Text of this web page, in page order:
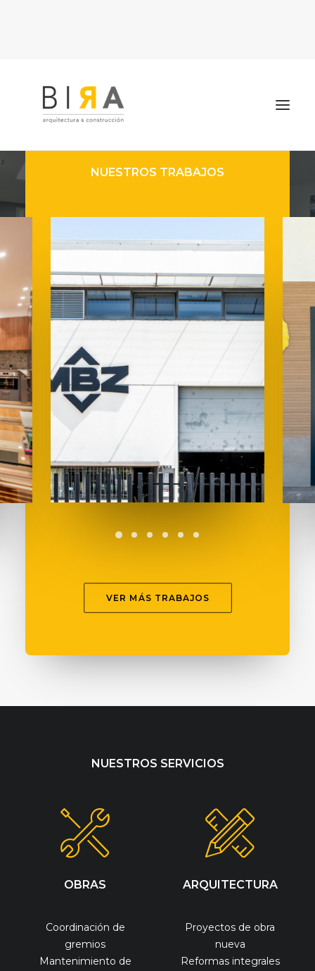
Contacto
NUESTROS TRABAJOS
VER MÁS TRABAJOS
NUESTROS SERVICIOS
OBRAS
Coordinación de
gremios
Mantenimiento de
ARQUITECTURA
Proyectos de obra
nueva
Reformas integrales